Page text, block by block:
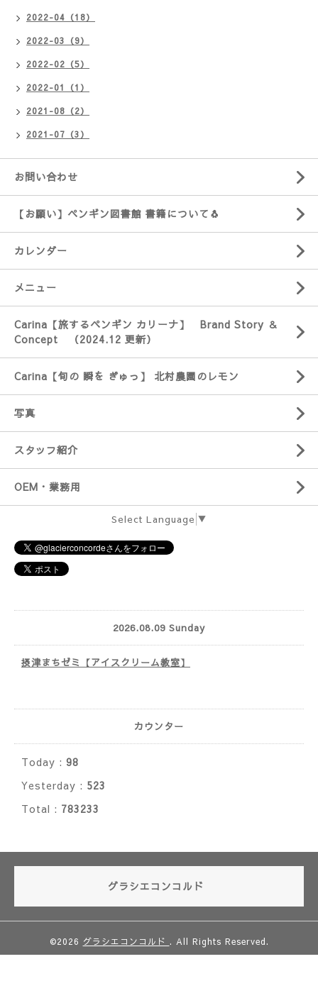
2022-04（18）
2022-03（9）
2022-02（5）
2022-01（1）
2021-08（2）
2021-07（3）
お問い合わせ
【お願い】ペンギン図書館 書籍について🐧
カレンダー
メニュー
Carina【旅するペンギン カリーナ】 Brand Story ＆
Concept （2024.12 更新）
Carina【旬の 瞬を ぎゅっ】 北村農園のレモン
写真
スタッフ紹介
OEM・業務用
Select Language ▼
2026.08.09 Sunday
摂津まちゼミ【アイスクリーム教室】
カウンター
Today : 98
Yesterday : 523
Total : 783233
グラシエコンコルド
©2026 グラシエコンコルド . All Rights Reserved.